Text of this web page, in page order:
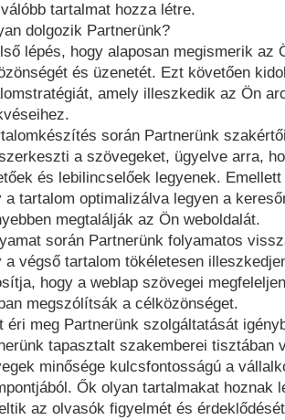
tartalmat hozza létre.
dolgozik Partnerünk?
lépés, hogy alaposan megismerik az
és üzenetét. Ezt követően
amely illeszkedik az Ön
során Partnerünk
a szövegeket, ügyelve arra,
és lebilincselőek legyenek.
a tartalom optimalizálva legyen a
megtalálják az Ön weboldalát.
során Partnerünk folyamatos
a végső tartalom tökéletesen
hogy a weblap szövegei
megszólítsák a célközönséget.
éri meg Partnerünk szolgáltatását
tapasztalt szakemberei tisztában
minősége kulcsfontosságú a
Ők olyan tartalmakat hoznak
az olvasók figyelmét és érdeklődését